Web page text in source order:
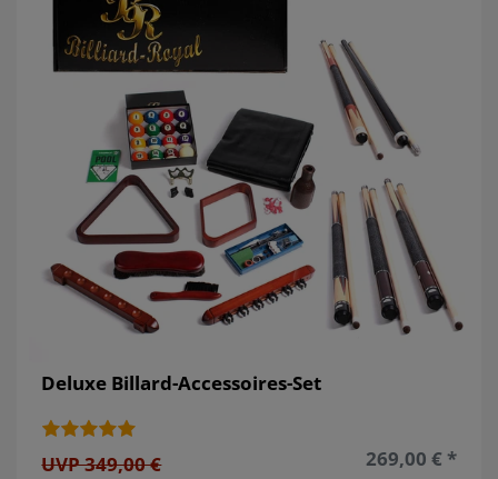
Deluxe Billard-Accessoires-Set
UVP 349,00 € 269,00 € *